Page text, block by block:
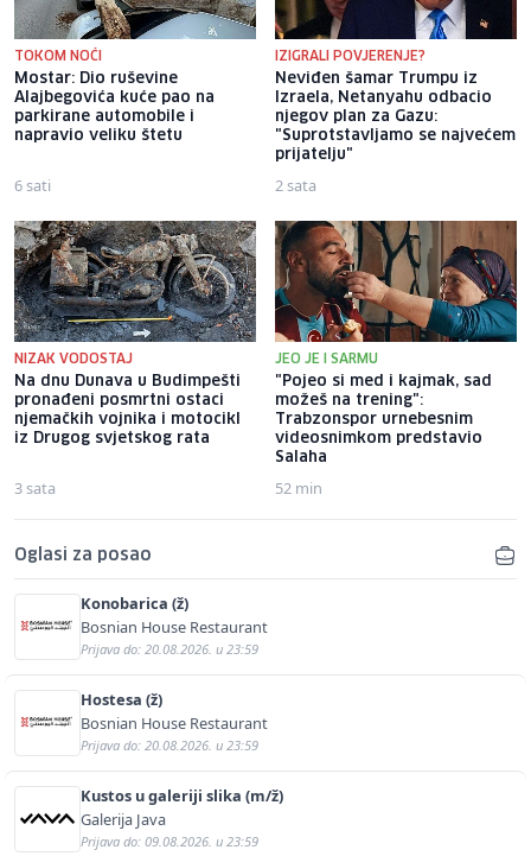
TOKOM NOĆI
Mostar: Dio ruševine
Alajbegovića kuće pao na
parkirane automobile i
napravio veliku štetu
6 sati
IZIGRALI POVJERENJE?
Neviđen šamar Trumpu iz
Izraela, Netanyahu odbacio
njegov plan za Gazu:
"Suprotstavljamo se najvećem
prijatelju"
2 sata
NIZAK VODOSTAJ
Na dnu Dunava u Budimpešti
pronađeni posmrtni ostaci
njemačkih vojnika i motocikl
iz Drugog svjetskog rata
3 sata
JEO JE I SARMU
"Pojeo si med i kajmak, sad
možeš na trening":
Trabzonspor urnebesnim
videosnimkom predstavio
Salaha
52 min
Oglasi za posao
Konobarica (ž)
Bosnian House Restaurant
Prijava do: 20.08.2026. u 23:59
Hostesa (ž)
Bosnian House Restaurant
Prijava do: 20.08.2026. u 23:59
Kustos u galeriji slika (m/ž)
Galerija Java
Prijava do: 09.08.2026. u 23:59